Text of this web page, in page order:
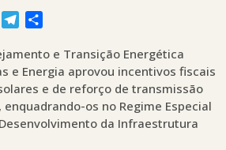
Email Telegram
e Transição Energética
e Energia aprovou incentivos fiscais
e de reforço de transmissão
os no Regime Especial
da Infraestrutura